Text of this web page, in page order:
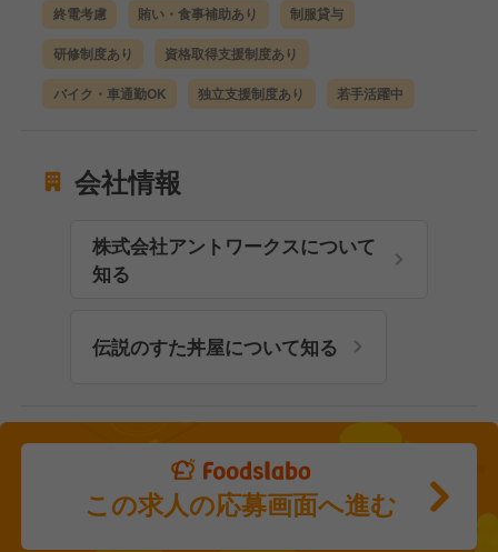
終電考慮 賄い・食事補助あり 制服貸与
研修制度あり 資格取得支援制度あり
バイク・車通勤OK 独立支援制度あり 若手活躍中
会社情報
株式会社アントワークスについて
知る
伝説のすた丼屋について知る
この求人の応募画面へ進む